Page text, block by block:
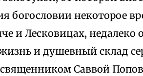
богословии некоторое
и Лесковицах, недалеко
и душевный склад
Саввой